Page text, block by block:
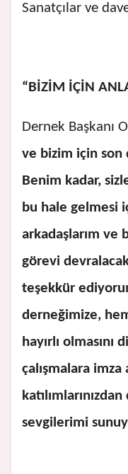
Sanatçılar ve
“BİZİM İÇİN
Dernek Başkanı
ve bizim için son
Benim kadar,
bu hale gelmesi
arkadaşlarım ve
görevi
teşekkür
derneğimize,
hayırlı olmasını
çalışmalara
sevgilerimi